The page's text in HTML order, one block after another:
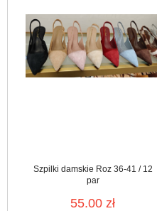
Szpilki damskie Roz 36-41 / 12
par
55.00 zł